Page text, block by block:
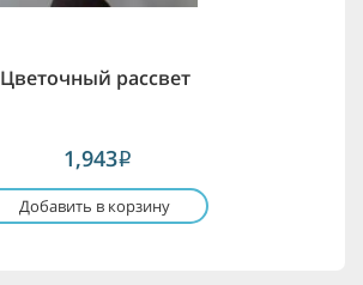
Цветочный рассвет
1,943i
Добавить в корзину